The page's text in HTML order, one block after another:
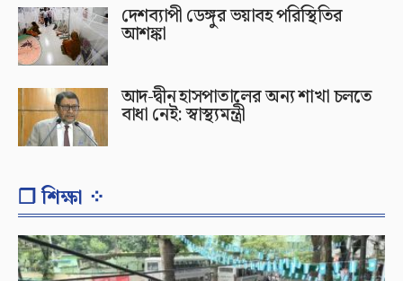
দেশব্যাপী ডেঙ্গুর ভয়াবহ পরিস্থিতির
আশঙ্কা
আদ-দ্বীন হাসপাতালের অন্য শাখা চলতে
বাধা নেই: স্বাস্থ্যমন্ত্রী
❐ শিক্ষা ⁘